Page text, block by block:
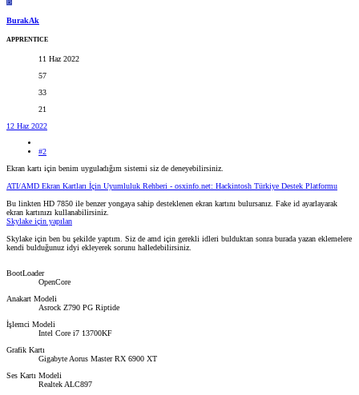
BurakAk
APPRENTICE
11 Haz 2022
57
33
21
12 Haz 2022
#2
Ekran kartı için benim uyguladığım sistemi siz de deneyebilirsiniz.
ATI/AMD Ekran Kartları İçin Uyumluluk Rehberi - osxinfo.net: Hackintosh Türkiye Destek Platformu
Bu linkten HD 7850 ile benzer yongaya sahip desteklenen ekran kartını bulursanız. Fake id ayarlayarak
ekran kartınızı kullanabilirsiniz.
Skylake için yapılan
Skylake için ben bu şekilde yaptım. Siz de amd için gerekli idleri bulduktan sonra burada yazan eklemelere
kendi bulduğunuz idyi ekleyerek sorunu halledebilirsiniz.
BootLoader
OpenCore
Anakart Modeli
Asrock Z790 PG Riptide
İşlemci Modeli
Intel Core i7 13700KF
Grafik Kartı
Gigabyte Aorus Master RX 6900 XT
Ses Kartı Modeli
Realtek ALC897